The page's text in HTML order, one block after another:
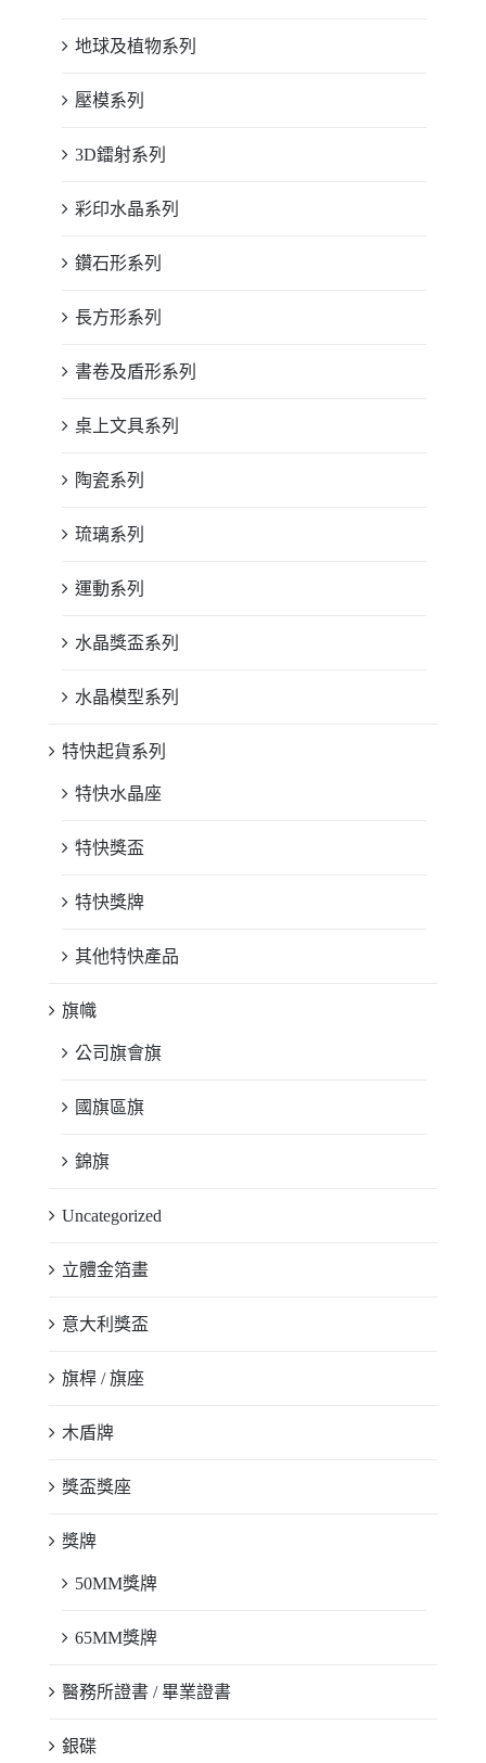
地球及植物系列
壓模系列
3D鐳射系列
彩印水晶系列
鑽石形系列
長方形系列
書卷及盾形系列
桌上文具系列
陶瓷系列
琉璃系列
運動系列
水晶獎盃系列
水晶模型系列
特快起貨系列
特快水晶座
特快獎盃
特快獎牌
其他特快產品
旗幟
公司旗會旗
國旗區旗
錦旗
Uncategorized
立體金箔畫
意大利獎盃
旗桿 / 旗座
木盾牌
獎盃獎座
獎牌
50MM獎牌
65MM獎牌
醫務所證書 / 畢業證書
銀碟